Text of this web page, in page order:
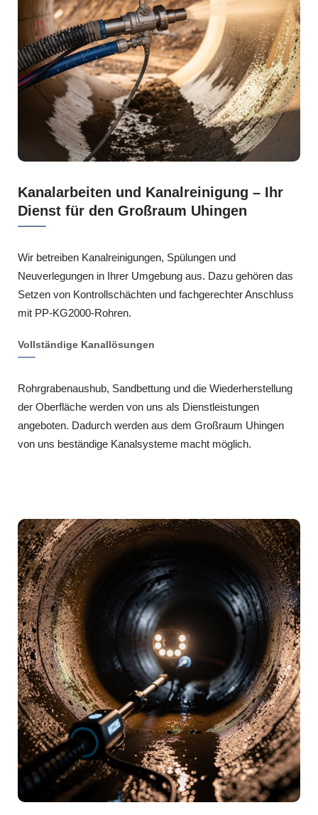
Kanalarbeiten und Kanalreinigung – Ihr
Dienst für den Großraum Uhingen
Wir betreiben Kanalreinigungen, Spülungen und
Neuverlegungen in Ihrer Umgebung aus. Dazu gehören das
Setzen von Kontrollschächten und fachgerechter Anschluss
mit PP-KG2000-Rohren.
Vollständige Kanallösungen
Rohrgrabenaushub, Sandbettung und die Wiederherstellung
der Oberfläche werden von uns als Dienstleistungen
angeboten. Dadurch werden aus dem Großraum Uhingen
von uns beständige Kanalsysteme macht möglich.